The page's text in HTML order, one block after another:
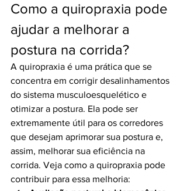
Como a quiropraxia pode
ajudar a melhorar a
postura na corrida?
A quiropraxia é uma prática que se
concentra em corrigir desalinhamentos
do sistema musculoesquelético e
otimizar a postura. Ela pode ser
extremamente útil para os corredores
que desejam aprimorar sua postura e,
assim, melhorar sua eficiência na
corrida. Veja como a quiropraxia pode
contribuir para essa melhoria: